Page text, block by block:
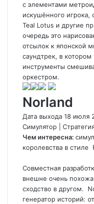
с элементами
искушённого игрока,
Teal Lotus и другие
очередь это
отсылок к японской
саундтрек, в
инструменты
оркестром.
Norland
Дата выхода 18 июля
Симулятор
Чем интересна:
королевства в стиле
Совместная
внешне очень
сходство в другом.
генератор историй: